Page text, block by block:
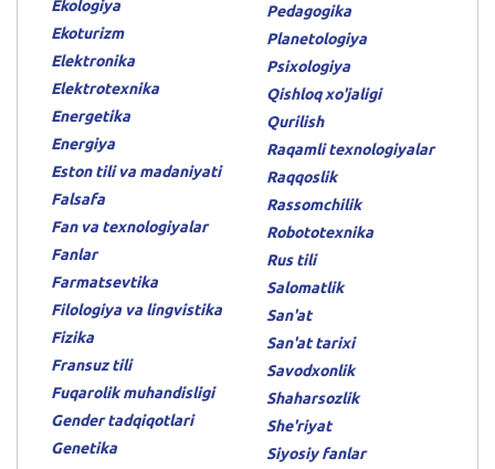
Ekologiya
Ekoturizm
Elektronika
Elektrotexnika
Energetika
Energiya
Eston tili va madaniyati
Falsafa
Fan va texnologiyalar
Fanlar
Farmatsevtika
Filologiya va lingvistika
Fizika
Fransuz tili
Fuqarolik muhandisligi
Gender tadqiqotlari
Genetika
Pedagogika
Planetologiya
Psixologiya
Qishloq xo'jaligi
Qurilish
Raqamli texnologiyalar
Raqqoslik
Rassomchilik
Robototexnika
Rus tili
Salomatlik
San'at
San'at tarixi
Savodxonlik
Shaharsozlik
She'riyat
Siyosiy fanlar